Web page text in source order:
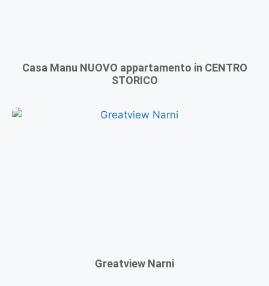
Casa Manu NUOVO appartamento in CENTRO
STORICO
Greatview Narni